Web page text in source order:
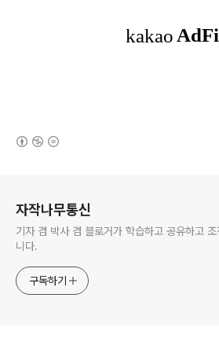
자작나무통신
기자 겸 박사 겸 블로거가 학습하고 공유하고
니다.
구독하기